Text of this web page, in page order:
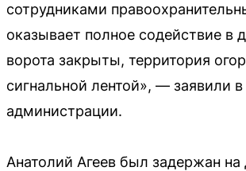
сотрудниками
оказывает полное содействие в
ворота закрыты, территория
сигнальной лентой», — заявили
администрации.
Анатолий Агеев был задержан на